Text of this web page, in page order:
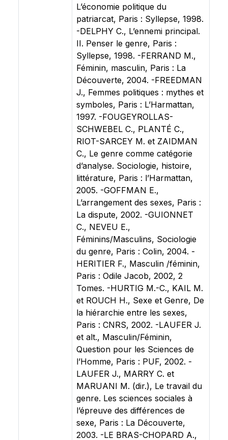
L’économie politique du
patriarcat, Paris : Syllepse, 1998.
-DELPHY C., L’ennemi principal.
II. Penser le genre, Paris :
Syllepse, 1998. -FERRAND M.,
Féminin, masculin, Paris : La
Découverte, 2004. -FREEDMAN
J., Femmes politiques : mythes et
symboles, Paris : L’Harmattan,
1997. -FOUGEYROLLAS-
SCHWEBEL C., PLANTÉ C.,
RIOT-SARCEY M. et ZAIDMAN
C., Le genre comme catégorie
d’analyse. Sociologie, histoire,
littérature, Paris : l’Harmattan,
2005. -GOFFMAN E.,
L’arrangement des sexes, Paris :
La dispute, 2002. -GUIONNET
C., NEVEU E.,
Féminins/Masculins, Sociologie
du genre, Paris : Colin, 2004. -
HERITIER F., Masculin /féminin,
Paris : Odile Jacob, 2002, 2
Tomes. -HURTIG M.-C., KAIL M.
et ROUCH H., Sexe et Genre, De
la hiérarchie entre les sexes,
Paris : CNRS, 2002. -LAUFER J.
et alt., Masculin/Féminin,
Question pour les Sciences de
l’Homme, Paris : PUF, 2002. -
LAUFER J., MARRY C. et
MARUANI M. (dir.), Le travail du
genre. Les sciences sociales à
l’épreuve des différences de
sexe, Paris : La Découverte,
2003. -LE BRAS-CHOPARD A.,